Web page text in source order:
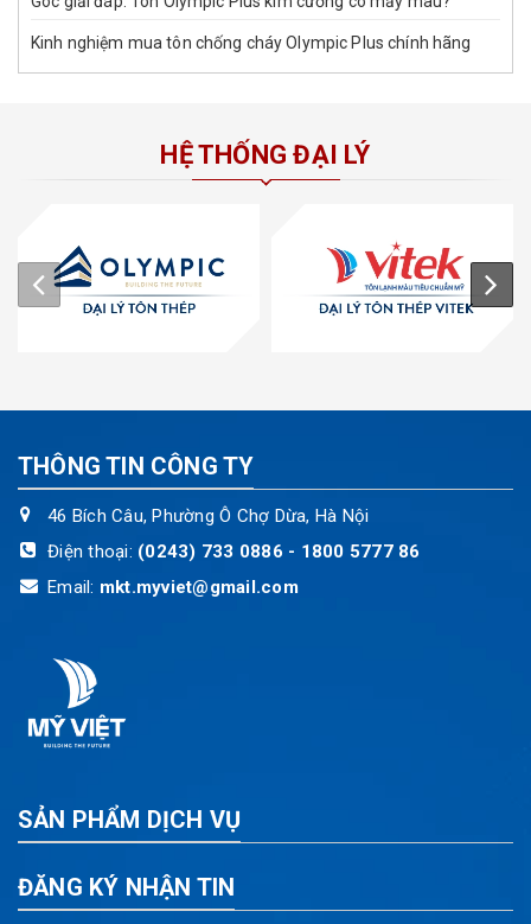
Kinh nghiệm mua tôn chống cháy Olympic Plus chính hãng
HỆ THỐNG ĐẠI LÝ
THÔNG TIN CÔNG TY
46 Bích Câu, Phường Ô Chợ Dừa, Hà Nội
Điện thoại: (0243) 733 0886 - 1800 5777 86
Email: mkt.myviet@gmail.com
SẢN PHẨM DỊCH VỤ
ĐĂNG KÝ NHẬN TIN